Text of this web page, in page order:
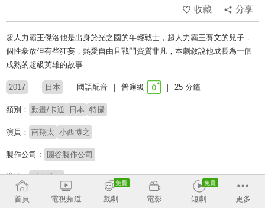
收藏
分享
超人力霸王傑洛他是出身於光之國的年輕戰士，超人力霸王賽文的兒子，
個性豪放但有些狂妄，熱愛自由且戰鬥資質非凡，本劇敘說他成長為一個
成熟的超級英雄的故事…
2017 日本 國語配音 普遍級 25 分鐘
類別： 動畫/卡通 日本 特攝
演員： 南翔太 小西博之
製作公司： 圓谷製作公司
導演： 坂本浩一
配音： 李世揚 梁興昌 鈕凱暘 張騰 傅品晟 李昀
首頁 電視頻道 戲劇 電影 短劇 更多